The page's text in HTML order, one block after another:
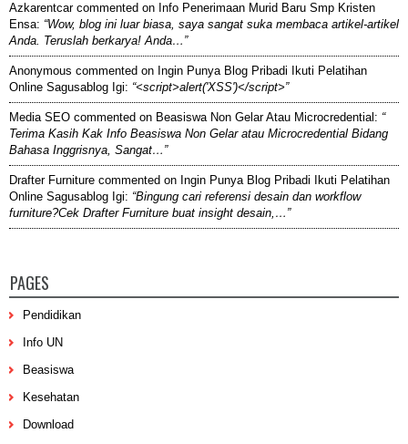
Azkarentcarcommented on Info Penerimaan Murid Baru Smp Kristen
Ensa: “Wow, blog ini luar biasa, saya sangat suka membaca artikel-artikel
Anda. Teruslah berkarya! Anda…”
Anonymous commented on Ingin Punya Blog Pribadi Ikuti Pelatihan
Online Sagusablog Igi: “<script>alert('XSS')</script>”
Media SEO commented on Beasiswa Non Gelar Atau Microcredential : “
Terima Kasih Kak Info Beasiswa Non Gelar atau Microcredential Bidang
Bahasa Inggrisnya, Sangat…”
Drafter Furniture commented on Ingin Punya Blog Pribadi Ikuti Pelatihan
Online Sagusablog Igi: “Bingung cari referensi desain dan workflow
furniture?Cek Drafter Furniture buat insight desain,…”
PAGES
Pendidikan
Info UN
Beasiswa
Kesehatan
Download